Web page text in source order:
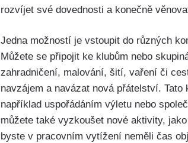
rozvíjet své dovednosti a konečně
Jedna možností je vstoupit do různých
Můžete se připojit ke klubům nebo
zahradničení, malování, šití, vaření či
navzájem a navázat nová přátelství.
například uspořádáním výletu nebo
můžete také vyzkoušet nové aktivity,
byste v pracovním vytížení neměli čas